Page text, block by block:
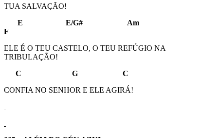
TUA SALVAÇÃO!
E E/G# Am
F
ELE É O TEU CASTELO, O TEU REFÚGIO NA
TRIBULAÇÃO!
C G C
CONFIA NO SENHOR E ELE AGIRÁ!